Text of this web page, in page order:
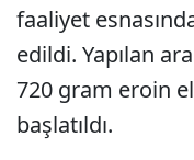
faaliyet
edildi. Yapılan
720 gram eroin
başlatıldı.